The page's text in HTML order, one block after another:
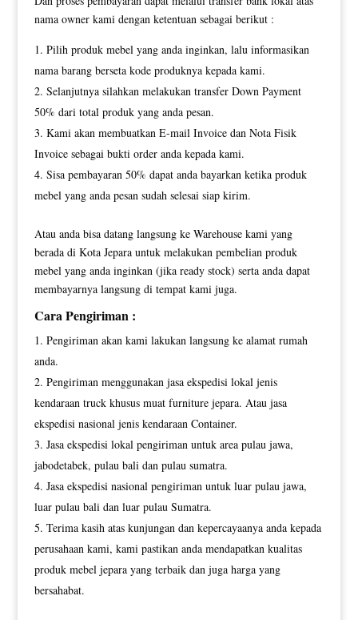
nama owner kami dengan ketentuan sebagai berikut :
Pilih produk mebel yang anda inginkan, lalu informasikan
nama barang berseta kode produknya kepada kami.
Selanjutnya silahkan melakukan transfer Down Payment
50% dari total produk yang anda pesan.
Kami akan membuatkan E-mail Invoice dan Nota Fisik
Invoice sebagai bukti order anda kepada kami.
Sisa pembayaran 50% dapat anda bayarkan ketika produk
mebel yang anda pesan sudah selesai siap kirim.
Atau anda bisa datang langsung ke Warehouse kami yang
berada di Kota Jepara untuk melakukan pembelian produk
mebel yang anda inginkan (jika ready stock) serta anda dapat
membayarnya langsung di tempat kami juga.
Cara Pengiriman :
Pengiriman akan kami lakukan langsung ke alamat rumah
anda.
Pengiriman menggunakan jasa ekspedisi lokal jenis
kendaraan truck khusus muat furniture jepara. Atau jasa
ekspedisi nasional jenis kendaraan Container.
Jasa ekspedisi lokal pengiriman untuk area pulau jawa,
jabodetabek, pulau bali dan pulau sumatra.
Jasa ekspedisi nasional pengiriman untuk luar pulau jawa,
luar pulau bali dan luar pulau Sumatra.
Terima kasih atas kunjungan dan kepercayaanya anda kepada
perusahaan kami, kami pastikan anda mendapatkan kualitas
produk mebel jepara yang terbaik dan juga harga yang
bersahabat.